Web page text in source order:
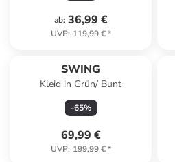
ab: 36,99 €
UVP: 119,99 €*
SWING
Kleid in Grün/ Bunt
-65%
69,99 €
UVP: 199,99 €*